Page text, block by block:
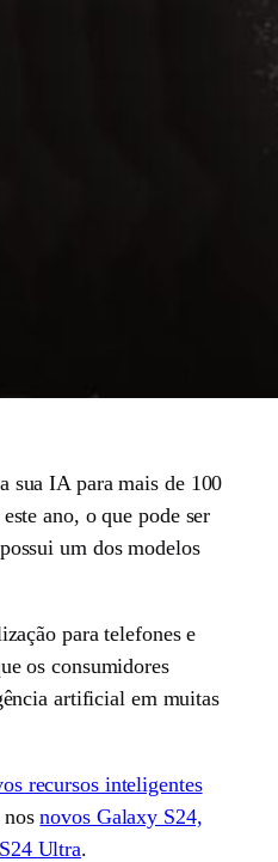
sua IA para mais de 100
ano, o que pode ser
um dos modelos
para telefones e
os consumidores
artificial em muitas
recursos inteligentes
nosnovos Galaxy S24,
Ultra.